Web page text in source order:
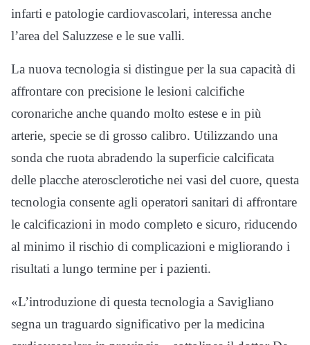
infarti e patologie cardiovascolari, interessa anche
l’area del Saluzzese e le sue valli.
La nuova tecnologia si distingue per la sua capacità di
affrontare con precisione le lesioni calcifiche
coronariche anche quando molto estese e in più
arterie, specie se di grosso calibro. Utilizzando una
sonda che ruota abradendo la superficie calcificata
delle placche aterosclerotiche nei vasi del cuore, questa
tecnologia consente agli operatori sanitari di affrontare
le calcificazioni in modo completo e sicuro, riducendo
al minimo il rischio di complicazioni e migliorando i
risultati a lungo termine per i pazienti.
«L’introduzione di questa tecnologia a Savigliano
segna un traguardo significativo per la medicina